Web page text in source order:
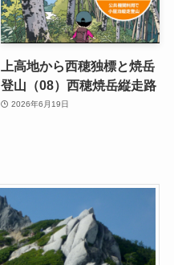
上高地から西穂独標と焼岳
登山（08）西穂焼岳縦走路
2026年6月19日